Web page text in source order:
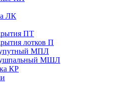
ЛК
ПТ
лотков П
МПЛ
МШЛ
КР